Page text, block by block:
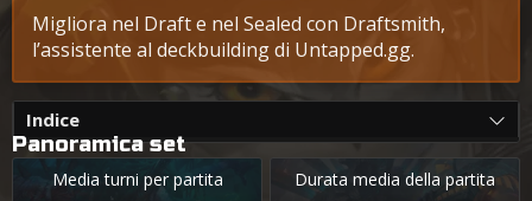
Migliora nel Draft e nel Sealed con Draftsmith,
l’assistente al deckbuilding di Untapped.gg.
Indice
Panoramica set
Media turni per partita Durata media della partita